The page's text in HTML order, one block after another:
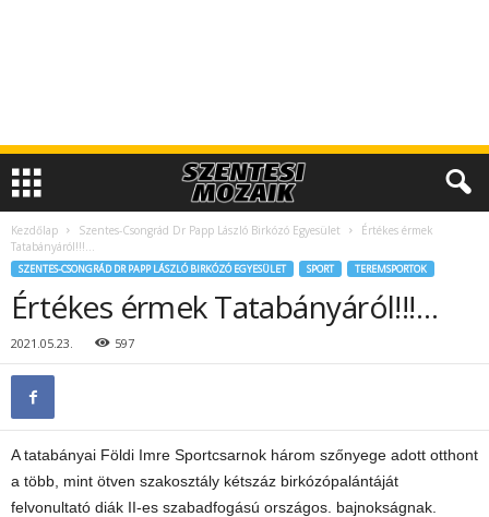
Kezdőlap Szentes-Csongrád Dr Papp László Birkózó Egyesület
Értékes érmek
Tatabányáról!!!…
SZENTES-CSONGRÁD DR PAPP LÁSZLÓ BIRKÓZÓ EGYESÜLET SPORT TEREMSPORTOK
Értékes érmek Tatabányáról!!!…
2021.05.23. 597
A tatabányai Földi Imre Sportcsarnok három szőnyege adott otthont
a több, mint ötven szakosztály kétszáz birkózópalántáját
felvonultató diák II-es szabadfogású országos. bajnokságnak.